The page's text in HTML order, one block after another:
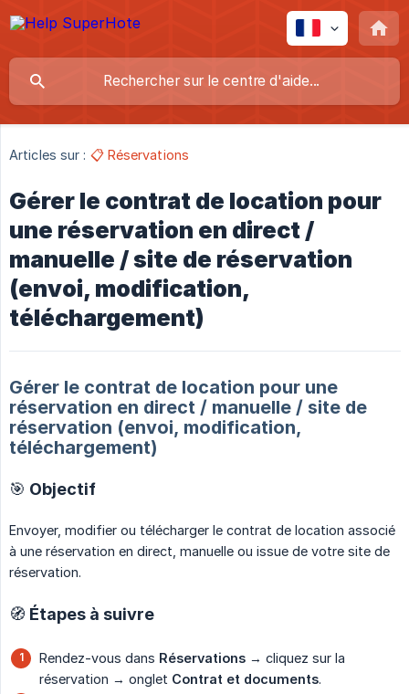
Articles sur : 📋 Réservations
Gérer le contrat de location pour
une réservation en direct /
manuelle / site de réservation
(envoi, modification,
téléchargement)
Gérer le contrat de location pour une
réservation en direct / manuelle / site de
réservation (envoi, modification,
téléchargement)
🎯 Objectif
Envoyer, modifier ou télécharger le contrat de location associé
à une réservation en direct, manuelle ou issue de votre site de
réservation.
🧭 Étapes à suivre
Rendez-vous dans Réservations → cliquez sur la
réservation → onglet Contrat et documents.